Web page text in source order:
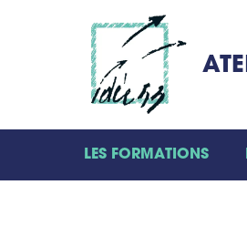
LES FORMATIONS